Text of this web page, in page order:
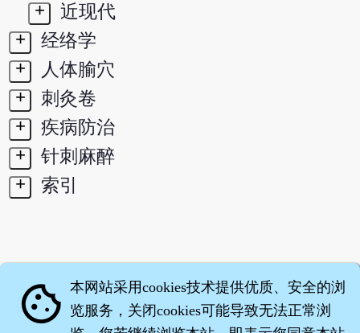
+
近现代
+
经络学
+
人体腧穴
+
刺灸卷
+
疾病防治
+
针刺麻醉
+
索引
cookie 本网站采用cookies技术提供优质、安全的浏
览服务，关闭cookies可能导致无法正常浏